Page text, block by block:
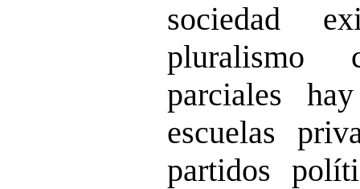
sociedad
parciales
escuelas
partidos